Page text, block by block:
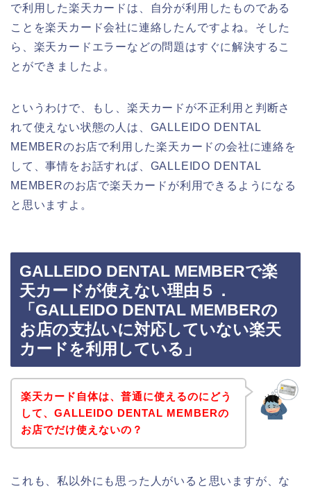
で利用した楽天カードは、自分が利用したものである
ことを楽天カード会社に連絡したんですよね。そした
ら、楽天カードエラーなどの問題はすぐに解決するこ
とができましたよ。
というわけで、もし、楽天カードが不正利用と判断さ
れて使えない状態の人は、GALLEIDO DENTAL
MEMBERのお店で利用した楽天カードの会社に連絡を
して、事情をお話すれば、GALLEIDO DENTAL
MEMBERのお店で楽天カードが利用できるようになる
と思いますよ。
GALLEIDO DENTAL MEMBERで楽
天カードが使えない理由５．
「GALLEIDO DENTAL MEMBERの
お店の支払いに対応していない楽天
カードを利用している」
楽天カード自体は、普通に使えるのにどう
して、GALLEIDO DENTAL MEMBERの
お店でだけ使えないの？
これも、私以外にも思った人がいると思いますが、な